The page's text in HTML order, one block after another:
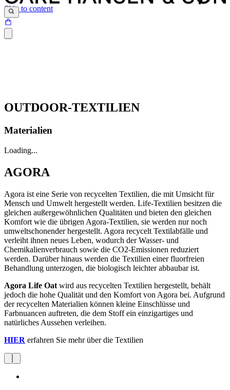
Skip to content
OUTDOOR-TEXTILIEN
Materialien
Loading...
AGORA
Agora ist eine Serie von recycelten Textilien, die mit Umsicht für
Mensch und Umwelt hergestellt werden. Life-Textilien besitzen die
gleichen außergewöhnlichen Qualitäten und bieten den gleichen
Komfort wie die übrigen Agora-Textilien, sie werden nur noch
umweltschonender hergestellt. Agora recycelt Textilabfälle und
verleiht ihnen neues Leben, wodurch der Wasser- und
Chemikalienverbrauch sowie die CO2-Emissionen reduziert
werden. Darüber hinaus werden die Textilien einer fluorfreien
Behandlung unterzogen, die biologisch leichter abbaubar ist.
Agora Life Oat wird aus recycelten Textilien hergestellt, behält
jedoch die hohe Qualität und den Komfort von Agora bei. Aufgrund
der recycelten Materialien können kleine Einschlüsse und
Farbnuancen auftreten, die dem Stoff ein einzigartiges und
natürliches Aussehen verleihen.
HIER erfahren Sie mehr über die Textilien